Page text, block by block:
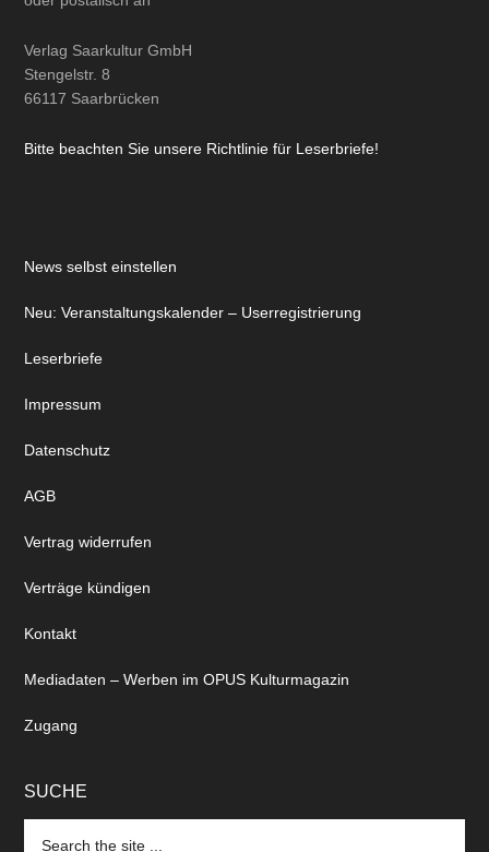
Verlag Saarkultur GmbH
Stengelstr. 8
66117 Saarbrücken
Bitte beachten Sie unsere Richtlinie für Leserbriefe!
News selbst einstellen
Neu: Veranstaltungskalender – Userregistrierung
Leserbriefe
Impressum
Datenschutz
AGB
Vertrag widerrufen
Verträge kündigen
Kontakt
Mediadaten – Werben im OPUS Kulturmagazin
Zugang
SUCHE